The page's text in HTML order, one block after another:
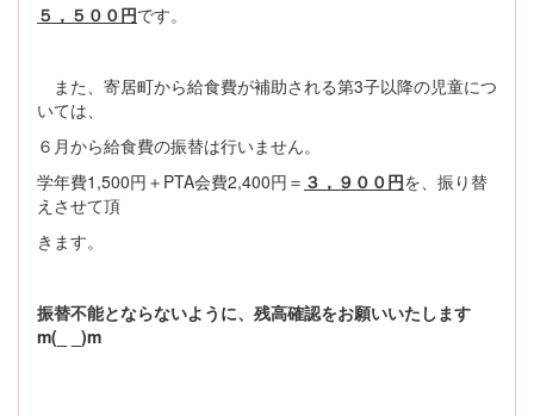
５，５００円です。
また、寄居町から給食費が補助される第3子以降の児童につ
いては、
６月から給食費の振替は行いません。
学年費1,500円＋PTA会費2,400円＝ ３，９００円を、振り替
えさせて頂
きます。
振替不能とならないように、残高確認をお願いいたします
m(_ _)m